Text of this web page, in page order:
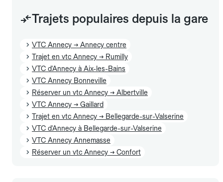
Trajets populaires depuis la gare
VTC Annecy → Annecy centre
Trajet en vtc Annecy → Rumilly
VTC d'Annecy à Aix-les-Bains
VTC Annecy Bonneville
Réserver un vtc Annecy → Albertville
VTC Annecy → Gaillard
Trajet en vtc Annecy → Bellegarde-sur-Valserine
VTC d'Annecy à Bellegarde-sur-Valserine
VTC Annecy Annemasse
Réserver un vtc Annecy → Confort